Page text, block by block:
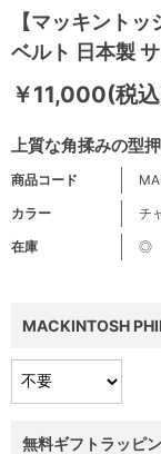
【マッキント
ベルト 日本製
上質な角揉みの型
￥11,000(税
商品コード
カラー
チ
在庫
◎
MACKINTOSH
無料ギフトラッピ